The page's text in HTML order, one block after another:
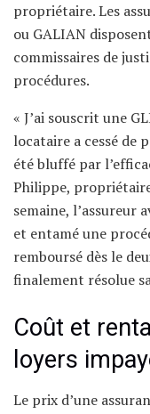
propriétaire. Les
ou GALIAN
commissaires de
procédures.
« J’ai souscrit une
locataire a cessé de
été bluffé par
Philippe,
semaine, l’assureur
et entamé une
remboursé dès le
finalement résolue
Coût et
loyers
Le prix d’une